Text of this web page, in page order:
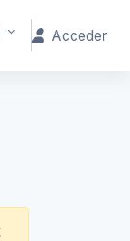
Acceder